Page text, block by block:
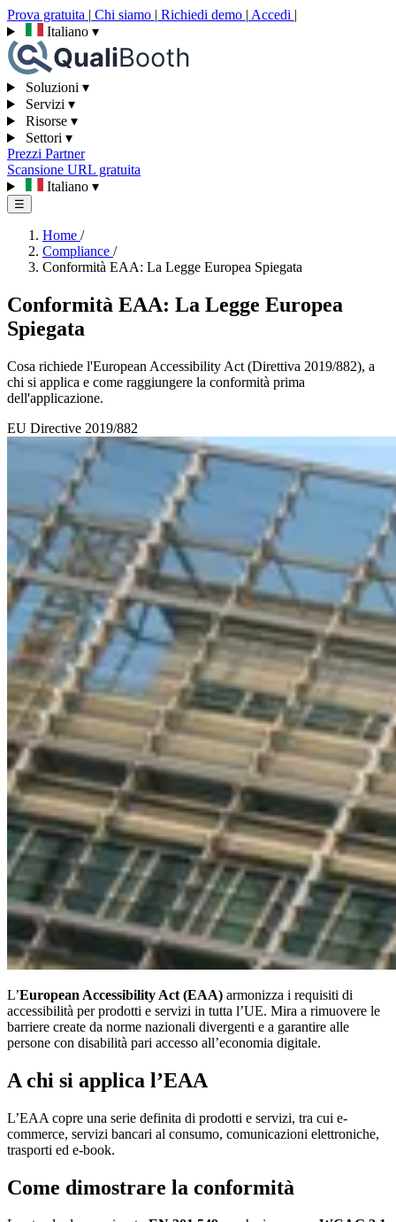
Prova gratuita | Chi siamo | Richiedi demo | Accedi |
Italiano ▾
Soluzioni ▾
Servizi ▾
Risorse ▾
Settori ▾
Prezzi Partner
Scansione URL gratuita
Italiano ▾
☰
Home /
Compliance /
Conformità EAA: La Legge Europea Spiegata
Conformità EAA: La Legge Europea
Spiegata
Cosa richiede l'European Accessibility Act (Direttiva 2019/882), a
chi si applica e come raggiungere la conformità prima
dell'applicazione.
EU Directive 2019/882
L’European Accessibility Act (EAA) armonizza i requisiti di
accessibilità per prodotti e servizi in tutta l’UE. Mira a rimuovere le
barriere create da norme nazionali divergenti e a garantire alle
persone con disabilità pari accesso all’economia digitale.
A chi si applica l’EAA
L’EAA copre una serie definita di prodotti e servizi, tra cui e-
commerce, servizi bancari al consumo, comunicazioni elettroniche,
trasporti ed e-book.
Come dimostrare la conformità